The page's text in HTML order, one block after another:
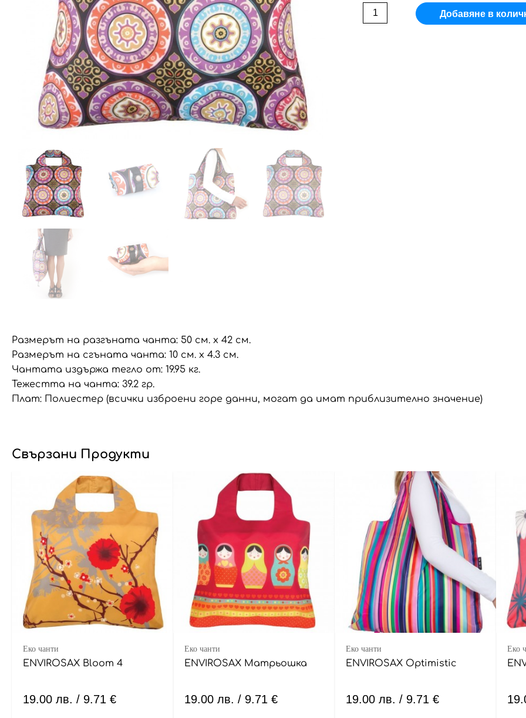
Добавяне в
Размерът на разгъната чанта: 50 см. x 42 см.
Размерът на сгъната чанта: 10 см. x 4.3 см.
Чантата издържа тегло от: 19.95 кг.
Тежестта на чанта: 39.2 гр.
Плат: Полиестер (всички изброени горе данни, могат да имат приблизително значение)
Свързани Продукти
Еко чанти
ENVIROSAX Bloom 4
19.00лв. / 9.71 €
Еко чанти
ENVIROSAX Матрьошка
19.00лв. / 9.71 €
Еко чанти
ENVIROSAX Optimistic
19.00лв. / 9.71 €
Еко